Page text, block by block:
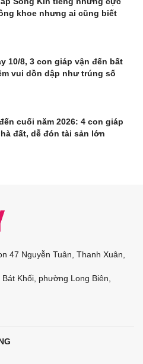
khoe nhưng ai cũng biết
10/8, 3 con giáp vận đến bất
vui dồn dập như trúng số
cuối năm 2026: 4 con giáp
đất, dễ đón tài sản lớn
47 Nguyễn Tuân, Thanh Xuân,
Khối, phường Long Biên,